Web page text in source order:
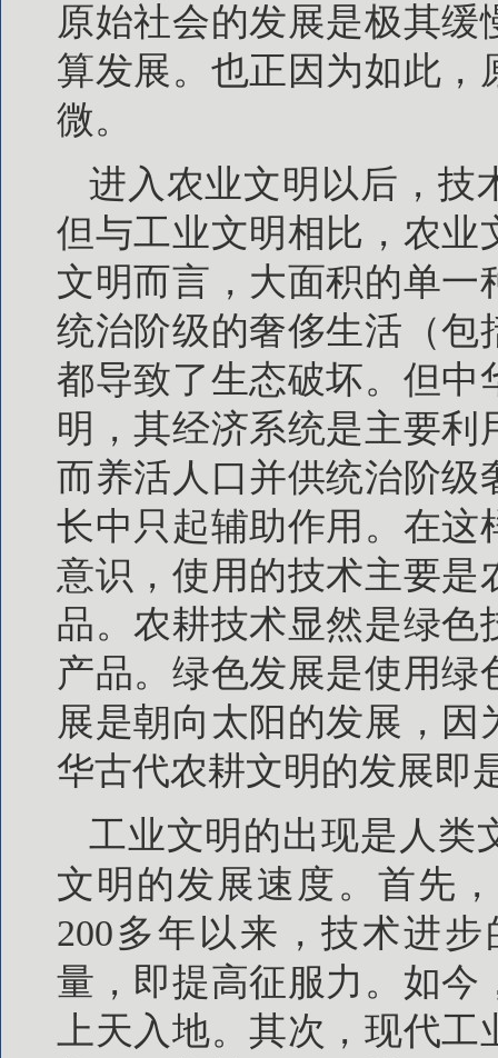
原始社会的发展是极其
算发展。也正因为如此
微。
进入农业文明以后，技
但与工业文明相比，农业
文明而言，大面积的单
统治阶级的奢侈生活（包
都导致了生态破坏。但中
明，其经济系统是主要
而养活人口并供统治阶级
长中只起辅助作用。在这
意识，使用的技术主要是
品。农耕技术显然是绿
产品。绿色发展是使用
展是朝向太阳的发展，
华古代农耕文明的发展即
工业文明的出现是人类
文明的发展速度。首先
200多年以来，技术进
量，即提高征服力。如今
上天入地。其次，现代